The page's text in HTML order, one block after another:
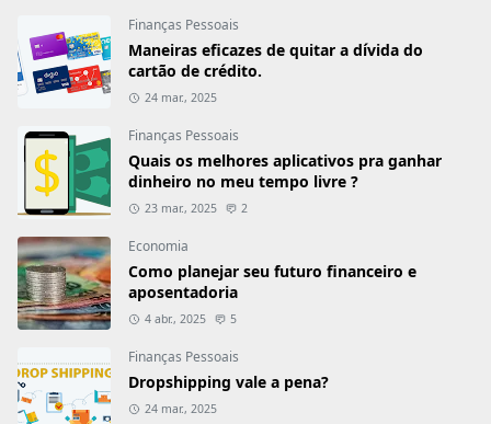
Finanças Pessoais
Maneiras eficazes de quitar a dívida do
cartão de crédito.
24 mar., 2025
Finanças Pessoais
Quais os melhores aplicativos pra ganhar
dinheiro no meu tempo livre ?
23 mar., 2025 2
Economia
Como planejar seu futuro financeiro e
aposentadoria
4 abr., 2025 5
Finanças Pessoais
Dropshipping vale a pena?
24 mar., 2025